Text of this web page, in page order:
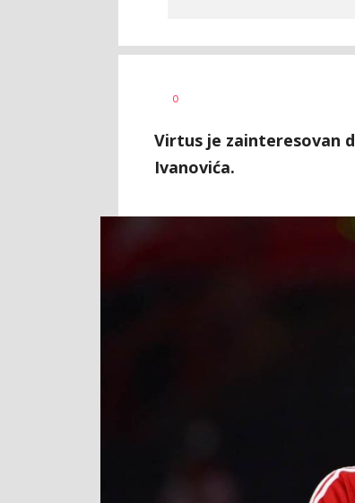
AUTOR
0
Virtus je zainteresovan
Ivanovića.